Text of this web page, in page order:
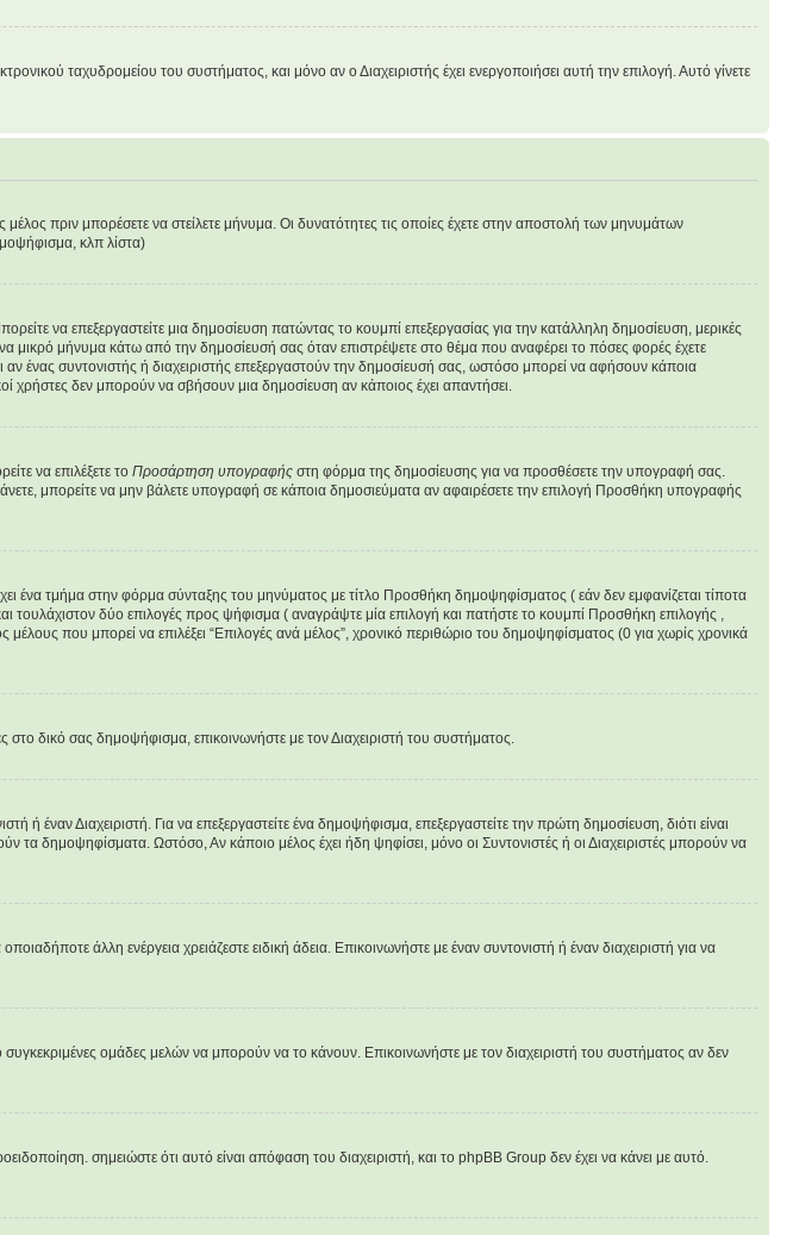
ταχυδρομείου του συστήματος, και μόνο αν ο Διαχειριστής έχει ενεργοποιήσει αυτή την επιλογή. Αυτό γίνετε
πριν μπορέσετε να στείλετε μήνυμα. Οι δυνατότητες τις οποίες έχετε στην αποστολή των μηνυμάτων
κλπ λίστα)
να επεξεργαστείτε μια δημοσίευση πατώντας το κουμπί επεξεργασίας για την κατάλληλη δημοσίευση, μερικές
μικρό μήνυμα κάτω από την δημοσίευσή σας όταν επιστρέψετε στο θέμα που αναφέρει το πόσες φορές έχετε
ένας συντονιστής ή διαχειριστής επεξεργαστούν την δημοσίευσή σας, ωστόσο μπορεί να αφήσουν κάποια
χρήστες δεν μπορούν να σβήσουν μια δημοσίευση αν κάποιος έχει απαντήσει.
να επιλέξετε το Προσάρτηση υπογραφής στη φόρμα της δημοσίευσης για να προσθέσετε την υπογραφή σας.
μπορείτε να μην βάλετε υπογραφή σε κάποια δημοσιεύματα αν αφαιρέσετε την επιλογή Προσθήκη υπογραφής
ένα τμήμα στην φόρμα σύνταξης του μηνύματος με τίτλο Προσθήκη δημοψηφίσματος ( εάν δεν εμφανίζεται τίποτα
δύο επιλογές προς ψήφισμα ( αναγράψτε μία επιλογή και πατήστε το κουμπί Προσθήκη επιλογής ,
που μπορεί να επιλέξει “Επιλογές ανά μέλος”, χρονικό περιθώριο του δημοψηφίσματος (0 για χωρίς χρονικά
στο δικό σας δημοψήφισμα, επικοινωνήστε με τον Διαχειριστή του συστήματος.
Διαχειριστή. Για να επεξεργαστείτε ένα δημοψήφισμα, επεξεργαστείτε την πρώτη δημοσίευση, διότι είναι
δημοψηφίσματα. Ωστόσο, Αν κάποιο μέλος έχει ήδη ψηφίσει, μόνο οι Συντονιστές ή οι Διαχειριστές μπορούν να
άλλη ενέργεια χρειάζεστε ειδική άδεια. Επικοινωνήστε με έναν συντονιστή ή έναν διαχειριστή για να
ομάδες μελών να μπορούν να το κάνουν. Επικοινωνήστε με τον διαχειριστή του συστήματος αν δεν
σημειώστε ότι αυτό είναι απόφαση του διαχειριστή, και το phpBB Group δεν έχει να κάνει με αυτό.